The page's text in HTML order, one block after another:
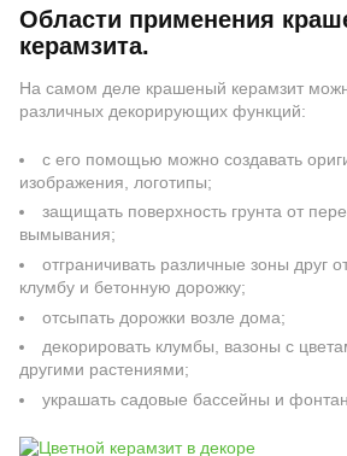
Области применения
керамзита.
На самом деле крашеный керамзит
различных декорирующих функций:
с его помощью можно создавать
изображения, логотипы;
защищать поверхность грунта от
вымывания;
отграничивать различные зоны друг
клумбу и бетонную дорожку;
отсыпать дорожки возле дома;
декорировать клумбы, вазоны с
другими растениями;
украшать садовые бассейны и